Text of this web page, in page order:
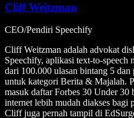
Cliff Weitzman
CEO/Pendiri Speechify
Cliff Weitzman adalah advokat
Speechify, aplikasi text-to-speech
dari 100.000 ulasan bintang 5
untuk kategori Berita & Majalah.
masuk daftar Forbes 30 Under 30
internet lebih mudah diakses bagi
Cliff juga pernah tampil di